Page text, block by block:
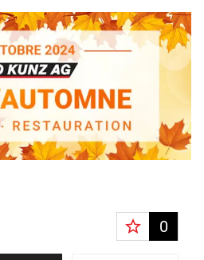
star_border 0